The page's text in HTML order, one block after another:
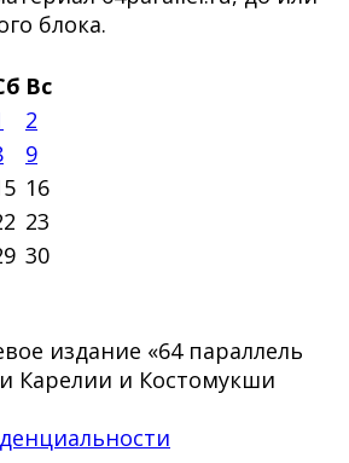
блока.
Вс
2
9
16
23
30
издание «64 параллель
Карелии и Костомукши